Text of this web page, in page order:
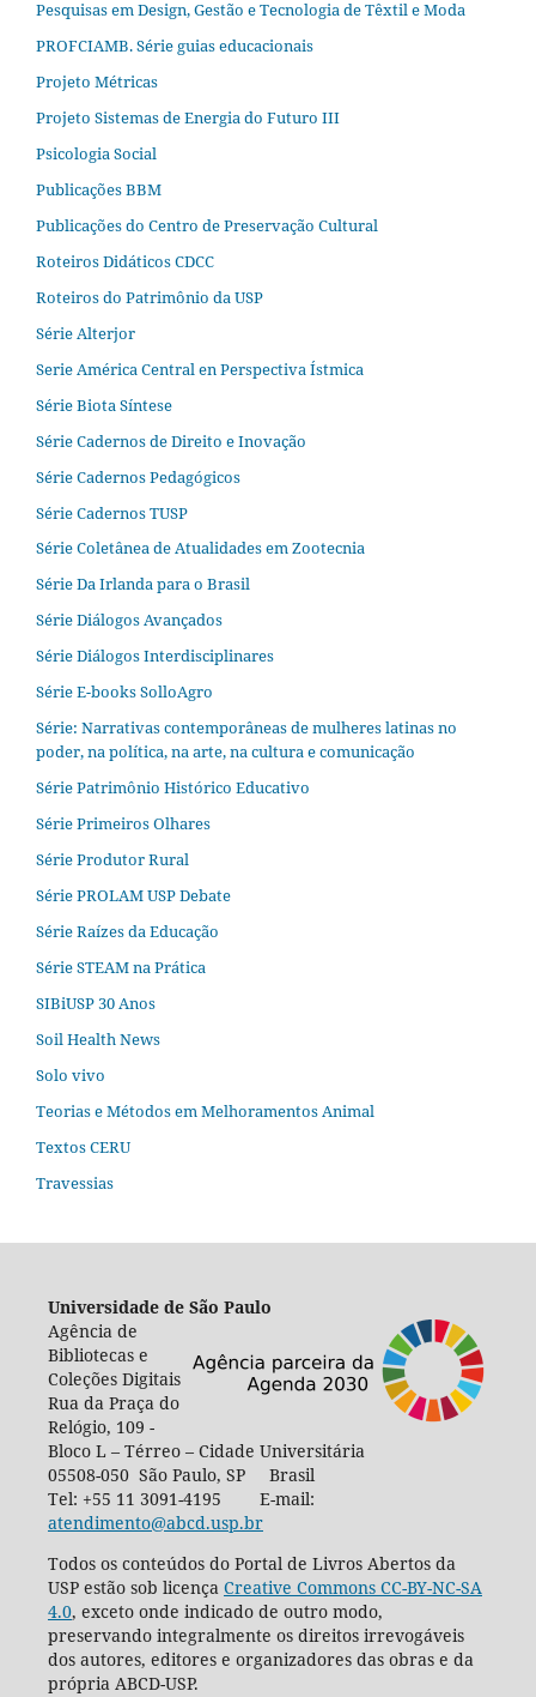
Pesquisas em Design, Gestão e Tecnologia de Têxtil e Moda
PROFCIAMB. Série guias educacionais
Projeto Métricas
Projeto Sistemas de Energia do Futuro III
Psicologia Social
Publicações BBM
Publicações do Centro de Preservação Cultural
Roteiros Didáticos CDCC
Roteiros do Patrimônio da USP
Série Alterjor
Serie América Central en Perspectiva Ístmica
Série Biota Síntese
Série Cadernos de Direito e Inovação
Série Cadernos Pedagógicos
Série Cadernos TUSP
Série Coletânea de Atualidades em Zootecnia
Série Da Irlanda para o Brasil
Série Diálogos Avançados
Série Diálogos Interdisciplinares
Série E-books SolloAgro
Série: Narrativas contemporâneas de mulheres latinas no
poder, na política, na arte, na cultura e comunicação
Série Patrimônio Histórico Educativo
Série Primeiros Olhares
Série Produtor Rural
Série PROLAM USP Debate
Série Raízes da Educação
Série STEAM na Prática
SIBiUSP 30 Anos
Soil Health News
Solo vivo
Teorias e Métodos em Melhoramentos Animal
Textos CERU
Travessias
Universidade de São Paulo
Agência de
Bibliotecas e
Coleções Digitais
Rua da Praça do
Relógio, 109 -
Bloco L – Térreo – Cidade Universitária
05508-050 São Paulo, SP Brasil
Tel: +55 11 3091-4195 E-mail:
atendimento@abcd.usp.br
Todos os conteúdos do Portal de Livros Abertos da
USP estão sob licença Creative Commons CC-BY-NC-SA
4.0, exceto onde indicado de outro modo,
preservando integralmente os direitos irrevogáveis
dos autores, editores e organizadores das obras e da
própria ABCD-USP.